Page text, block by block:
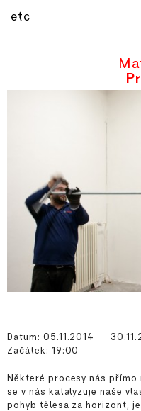
etc
o galerii
Datum: 05.11.2014 —
Začátek: 19:00
Některé procesy nás
se v nás katalyzuje naše
pohyb tělesa za horizont,